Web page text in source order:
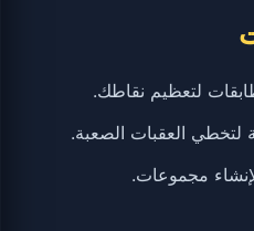
لتعظيم نقاطك.
لتخطي العقبات الصعبة.
مجموعات.